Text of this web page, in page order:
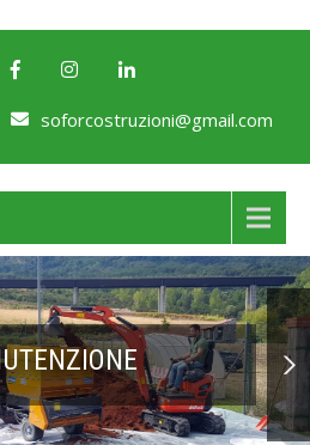
soforcostruzioni@gmail.com